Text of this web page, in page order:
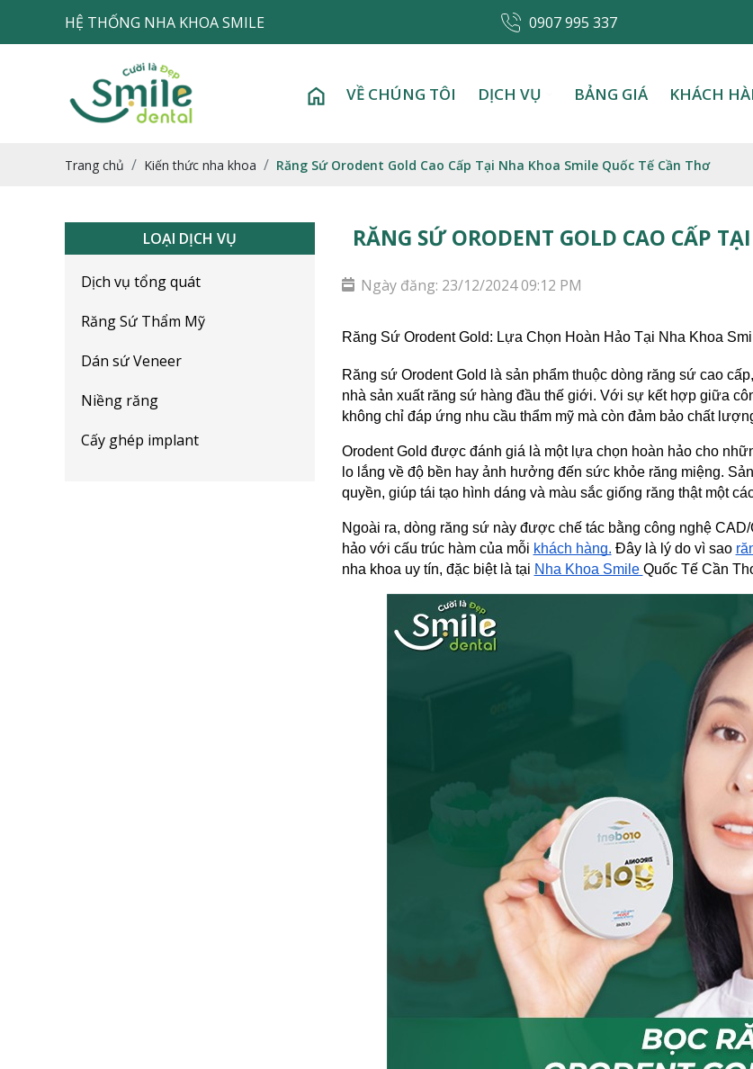
HỆ THỐNG NHA KHOA SMILE 0907 995 337
VỀ CHÚNG TÔI DỊCH VỤ BẢNG GIÁ KHÁCH
Trang chủ Kiến thức nha khoa Răng Sứ Orodent Gold Cao Cấp Tại Nha Khoa Smile Quốc Tế Cần Thơ
LOẠI DỊCH VỤ
Dịch vụ tổng quát
Răng Sứ Thẩm Mỹ
Dán sứ Veneer
Niềng răng
Cấy ghép implant
RĂNG SỨ ORODENT GOLD CAO CẤP
Ngày đăng: 23/12/2024 09:12 PM
Răng Sứ Orodent Gold: Lựa Chọn Hoàn Hảo Tại Nha Khoa
Răng sứ Orodent Gold là sản phẩm thuộc dòng răng sứ cao
nhà sản xuất răng sứ hàng đầu thế giới. Với sự kết hợp giữa
không chỉ đáp ứng nhu cầu thẩm mỹ mà còn đảm bảo chất
Orodent Gold được đánh giá là một lựa chọn hoàn hảo cho
lo lắng về độ bền hay ảnh hưởng đến sức khỏe răng miệng.
quyền, giúp tái tạo hình dáng và màu sắc giống răng thật một
Ngoài ra, dòng răng sứ này được chế tác bằng công nghệ
hảo với cấu trúc hàm của mỗi khách hàng. Đây là lý do vì sao
nha khoa uy tín, đặc biệt là tại Nha Khoa Smile Quốc Tế Cần